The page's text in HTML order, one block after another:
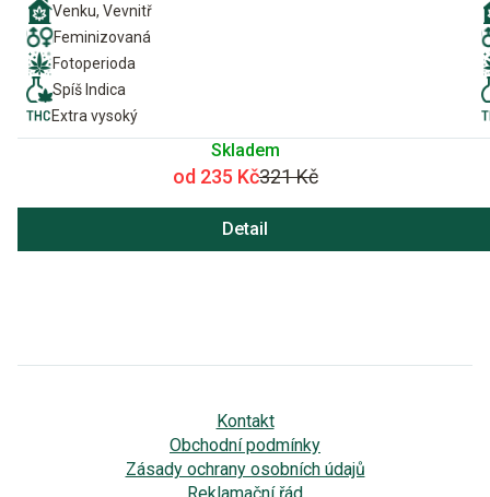
Venku, Vevnitř
Feminizovaná
Fotoperioda
Spíš Indica
Extra vysoký
Skladem
od 235 Kč321 Kč
Detail
Kontakt
Obchodní podmínky
Zásady ochrany osobních údajů